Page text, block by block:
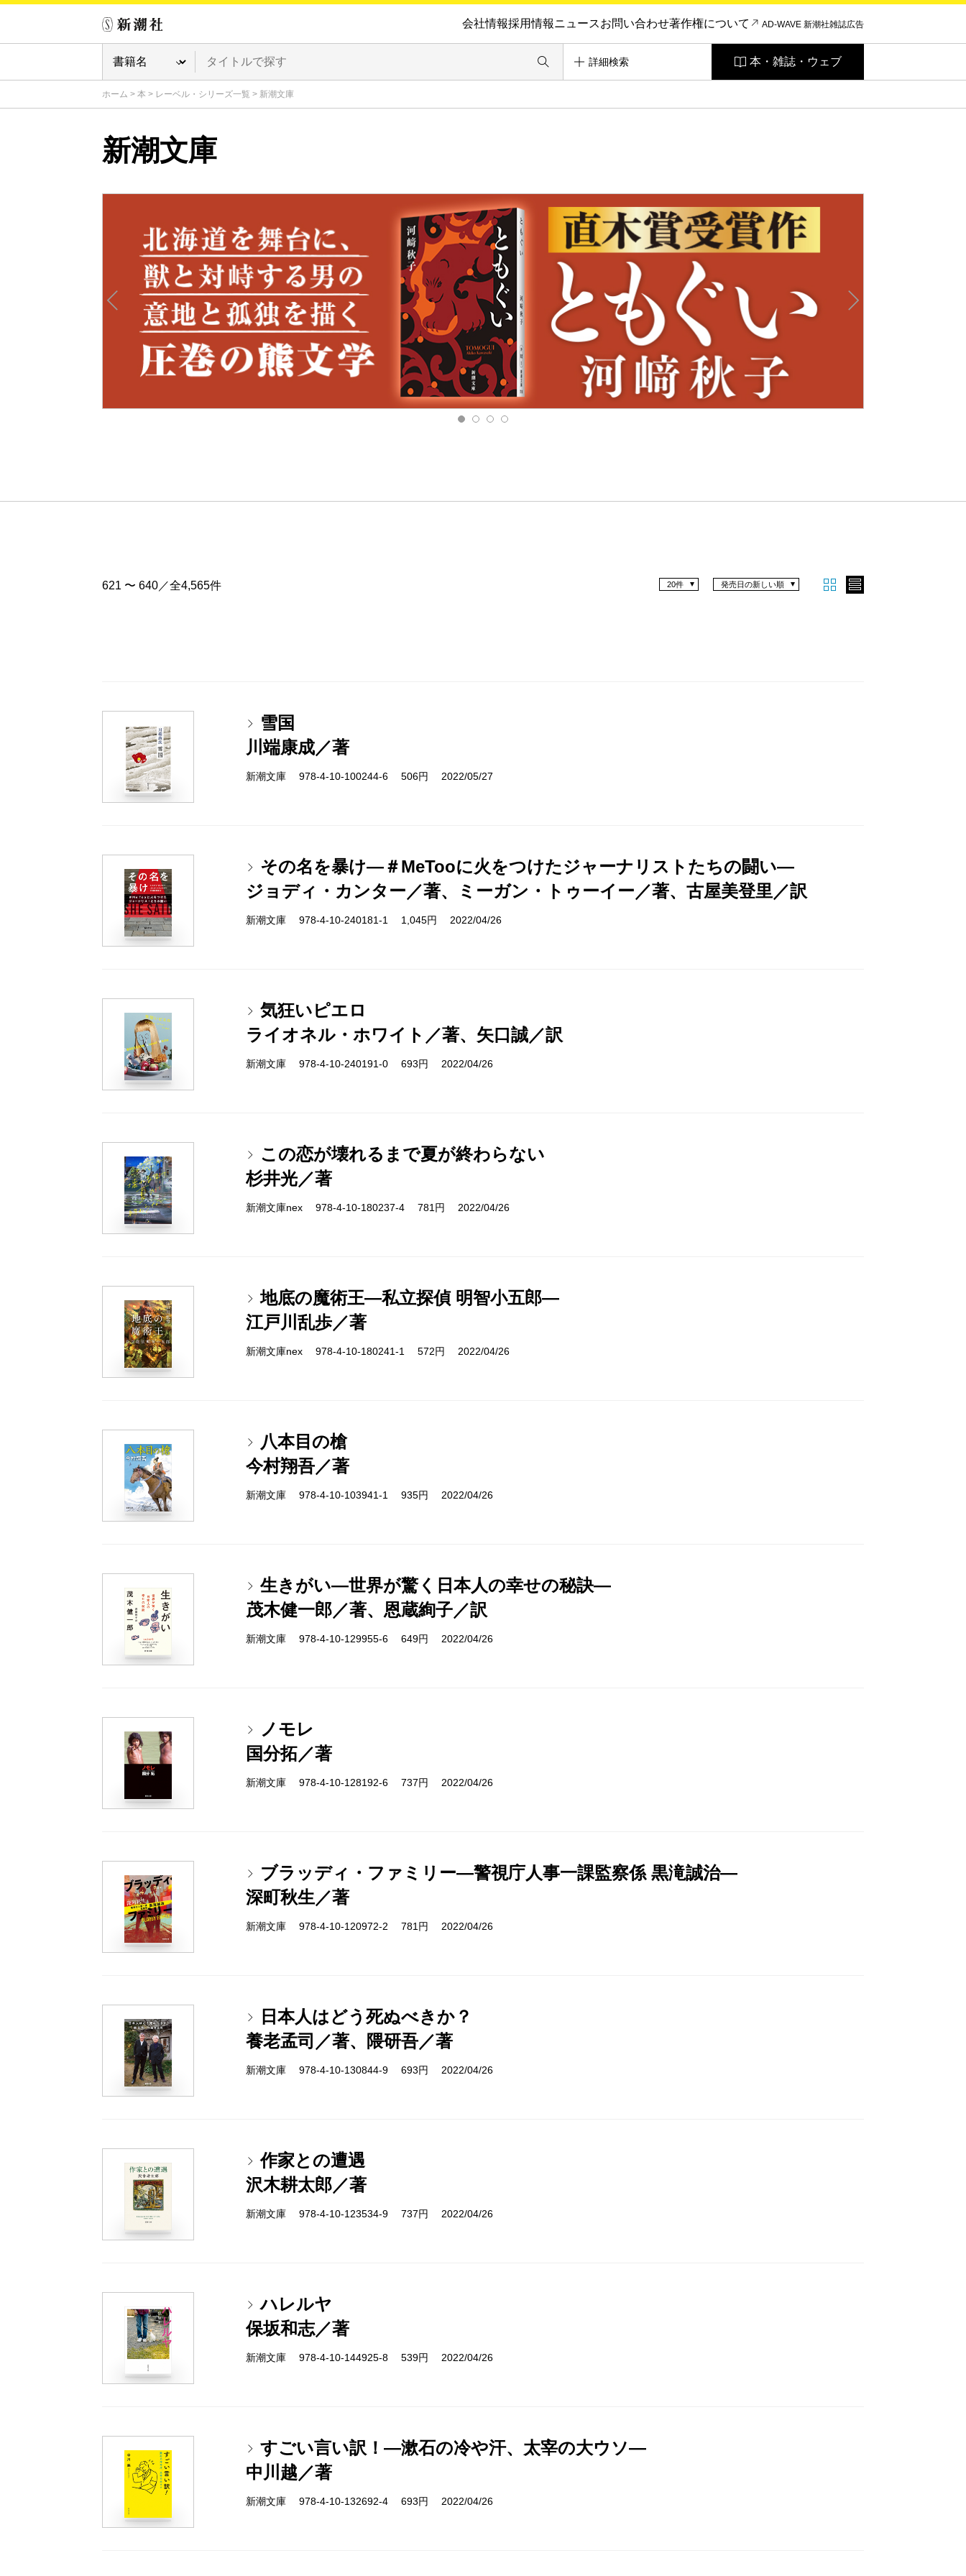
会社情報採用情報ニュースお問い合わせ著作権について AD-WAVE 新潮社雑誌広告
詳細検索 本・雑誌・ウェブ
ホーム > 本 > レーベル・シリーズ一覧 > 新潮文庫
新潮文庫
621 〜 640／全4,565件 発売日の新しい順
20件
雪国
川端康成／著
新潮文庫 978-4-10-100244-6 506円 2022/05/27
その名を暴け―＃MeTooに火をつけたジャーナリストたちの闘い―
ジョディ・カンター／著、ミーガン・トゥーイー／著、古屋美登里／訳
新潮文庫 978-4-10-240181-1 1,045円 2022/04/26
気狂いピエロ
ライオネル・ホワイト／著、矢口誠／訳
新潮文庫 978-4-10-240191-0 693円 2022/04/26
この恋が壊れるまで夏が終わらない
杉井光／著
新潮文庫nex 978-4-10-180237-4 781円 2022/04/26
地底の魔術王―私立探偵 明智小五郎―
江戸川乱歩／著
新潮文庫nex 978-4-10-180241-1 572円 2022/04/26
八本目の槍
今村翔吾／著
新潮文庫 978-4-10-103941-1 935円 2022/04/26
生きがい―世界が驚く日本人の幸せの秘訣―
茂木健一郎／著、恩蔵絢子／訳
新潮文庫 978-4-10-129955-6 649円 2022/04/26
ノモレ
国分拓／著
新潮文庫 978-4-10-128192-6 737円 2022/04/26
ブラッディ・ファミリー―警視庁人事一課監察係 黒滝誠治―
深町秋生／著
新潮文庫 978-4-10-120972-2 781円 2022/04/26
日本人はどう死ぬべきか？
養老孟司／著、隈研吾／著
新潮文庫 978-4-10-130844-9 693円 2022/04/26
作家との遭遇
沢木耕太郎／著
新潮文庫 978-4-10-123534-9 737円 2022/04/26
ハレルヤ
保坂和志／著
新潮文庫 978-4-10-144925-8 539円 2022/04/26
すごい言い訳！―漱石の冷や汗、太宰の大ウソ―
中川越／著
新潮文庫 978-4-10-132692-4 693円 2022/04/26